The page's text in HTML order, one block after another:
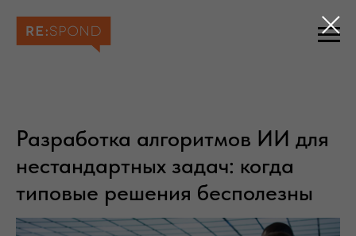
Разработка алгоритмов ИИ для
нестандартных задач: когда
типовые решения бесполезны